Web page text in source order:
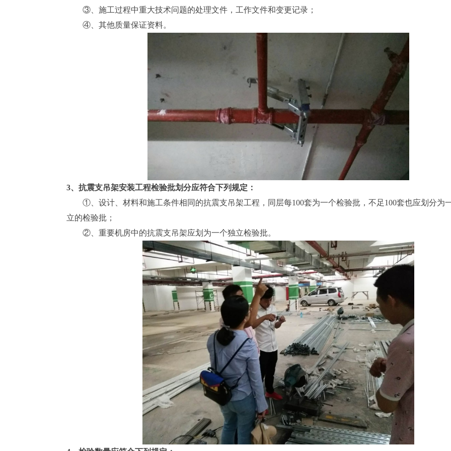
③、施工过程中重大技术问题的处理文件，工作文件和变更记录；
④、其他质量保证资料。
3、抗震支吊架安装工程检验批划分应符合下列规定：
①、设计、材料和施工条件相同的抗震支吊架工程，同层每100套为一个检验批，不足100套也应划分为
立的检验批；
②、重要机房中的抗震支吊架应划为一个独立检验批。